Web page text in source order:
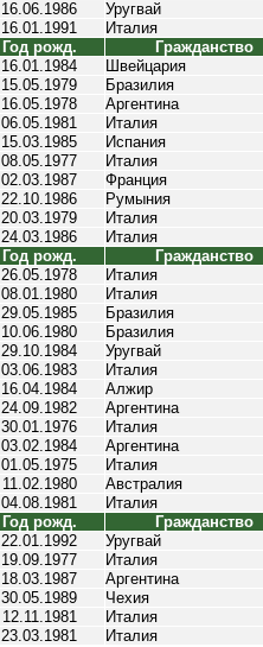
16.06.1986 Уругвай
16.01.1991 Италия
Год рожд. Гражданство
16.01.1984 Швейцария
15.05.1979 Бразилия
16.05.1978 Аргентина
06.05.1981 Италия
15.03.1985 Испания
08.05.1977 Италия
02.03.1987 Франция
22.10.1986 Румыния
20.03.1979 Италия
24.03.1986 Италия
Год рожд. Гражданство
26.05.1978 Италия
08.01.1980 Италия
29.05.1985 Бразилия
10.06.1980 Бразилия
29.10.1984 Уругвай
03.06.1983 Италия
16.04.1984 Алжир
24.09.1982 Аргентина
30.01.1976 Италия
03.02.1984 Аргентина
01.05.1975 Италия
11.02.1980 Австралия
04.08.1981 Италия
Год рожд. Гражданство
22.01.1992 Уругвай
19.09.1977 Италия
18.03.1987 Аргентина
30.05.1989 Чехия
12.11.1981 Италия
23.03.1981 Италия